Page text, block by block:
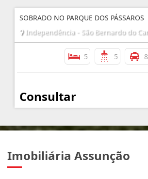
SOBRADO NO PARQUE DOS PÁSSAROS
Independência - São Bernardo do
5 5 8
Consultar
Imobiliária Assunção